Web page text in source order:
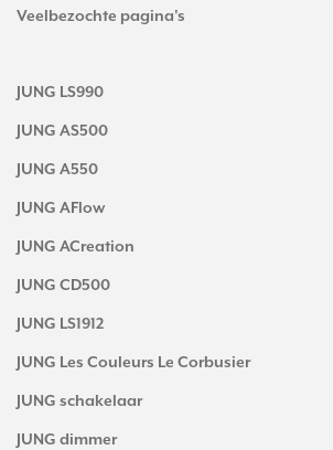
Veelbezochte pagina's
JUNG LS990
JUNG AS500
JUNG A550
JUNG AFlow
JUNG ACreation
JUNG CD500
JUNG LS1912
JUNG Les Couleurs Le Corbusier
JUNG schakelaar
JUNG dimmer